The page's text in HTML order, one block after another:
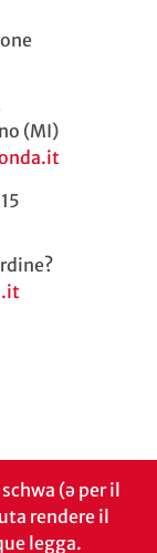
(MI)
(ə per il
rendere il
legga.